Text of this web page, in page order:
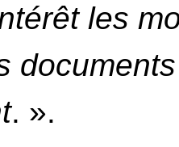
les
. ».